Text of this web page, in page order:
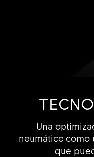
Una
neumático como
que